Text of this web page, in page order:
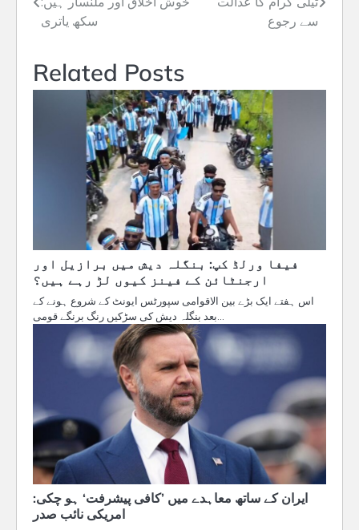
navigation
سکھ یاتری
سے رجوع
Related Posts
فیفا ورلڈ کپ: بنگلہ دیش میں برازیل اور
ارجنٹائن کے فینز کیوں لڑ رہے ہیں؟
اس ہفتے ایک بڑے بین الاقوامی سپورٹس ایونٹ کے شروع ہونے کے
بعد بنگلہ دیش کی سڑکیں رنگ برنگے قومی…
ایران کے ساتھ معاہدے میں ’کافی پیشرفت‘ ہو چکی:
امریکی نائب صدر